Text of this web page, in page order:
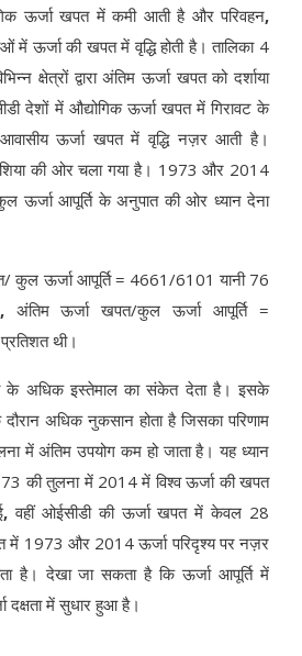
ऊर्जा खपत में कमी आती है और परिवहन,
में ऊर्जा की खपत में वृद्धि होती है। तालिका 4
क्षेत्रों द्वारा अंतिम ऊर्जा खपत को दर्शाया
देशों में औद्योगिक ऊर्जा खपत में गिरावट के
ऊर्जा खपत में वृद्धि नज़र आती है।
की ओर चला गया है। 1973 और 2014
ऊर्जा आपूर्ति के अनुपात की ओर ध्यान देना
कुल ऊर्जा आपूर्ति = 4661/6101 यानी 76
, अंतिम ऊर्जा खपत/कुल ऊर्जा आपूर्ति =
थी।
के अधिक इस्तेमाल का संकेत देता है। इसके
अधिक नुकसान होता है जिसका परिणाम
में अंतिम उपयोग कम हो जाता है। यह ध्यान
की तुलना में 2014 में विश्व ऊर्जा की खपत
,वहीं ओईसीडी की ऊर्जा खपत में केवल 28
में 1973 और 2014 ऊर्जा परिदृश्य पर नज़र
है। देखा जा सकता है कि ऊर्जा आपूर्ति में
दक्षता में सुधार हुआ है।